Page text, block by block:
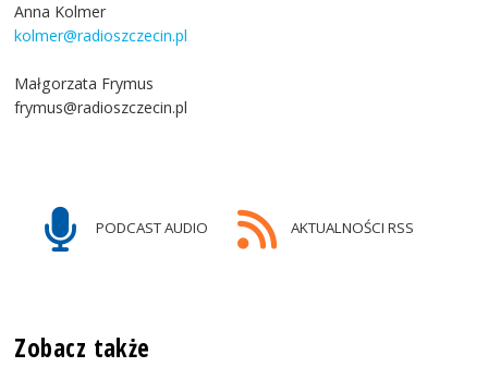
Anna Kolmer
kolmer@radioszczecin.pl
Małgorzata Frymus
frymus@radioszczecin.pl
PODCAST AUDIO AKTUALNOŚCI RSS
Zobacz także